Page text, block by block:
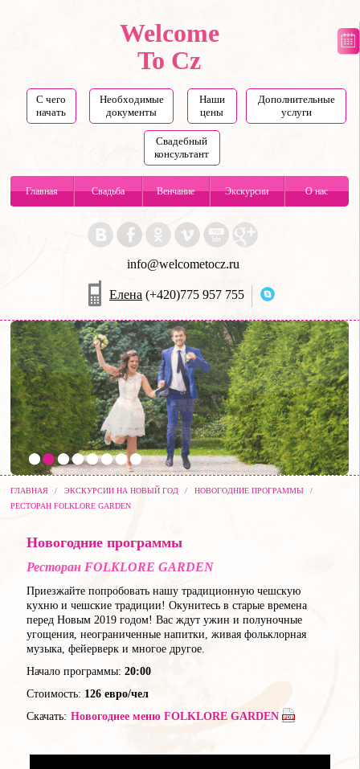
Welcome
To Cz
С чего
начать
Необходимые
документы
Наши
цены
Дополнительные
услуги
Свадебный
консультант
Главная Свадьба Венчание Экскурсии О нас
info@welcometocz.ru
Елена (+420)775 957 755
ГЛАВНАЯ / ЭКСКУРСИИ НА НОВЫЙ ГОД / НОВОГОДНИЕ ПРОГРАММЫ
/
РЕСТОРАН FOLKLORE GARDEN
Новогодние программы
Ресторан FOLKLORE GARDEN
Приезжайте попробовать нашу традиционную чешскую
кухню и чешские традиции! Окунитесь в старые времена
перед Новым 2019 годом! Вас ждут ужин и полуночные
угощения, неограниченные напитки, живая фольклорная
музыка, фейерверк и многое другое.
Начало программы:20:00
Стоимость: 126 евро/чел
Скачать: Новогоднее меню FOLKLORE GARDEN